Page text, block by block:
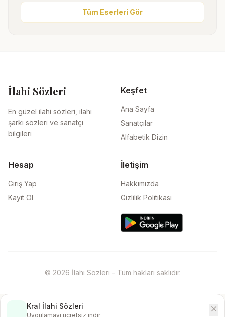
Tüm Eserleri Gör
İlahi Sözleri
En güzel ilahi sözleri, ilahi
şarkı sözleri ve sanatçı
bilgileri
Keşfet
Ana Sayfa
Sanatçılar
Alfabetik Dizin
Hesap
Giriş Yap
Kayıt Ol
İletişim
Hakkımızda
Gizlilik Politikası
© 2026 İlahi Sözleri - Tüm hakları saklıdır.
Kral İlahi Sözleri
Uygulamayı ücretsiz indir
close